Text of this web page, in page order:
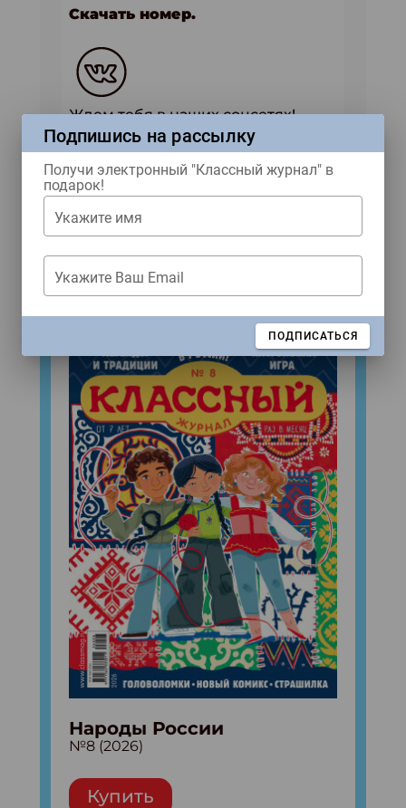
Скачать номер.
Ждем тебя в наших соцсетях!
Купить журнал
ЖУРНАЛЫ
Свежий номер!
Народы России
№8 (2026)
Купить
Подпишись на рассылку
Получи электронный "Классный журнал" в
подарок!
Укажите имя
Укажите Ваш Email
ПОДПИСАТЬСЯ